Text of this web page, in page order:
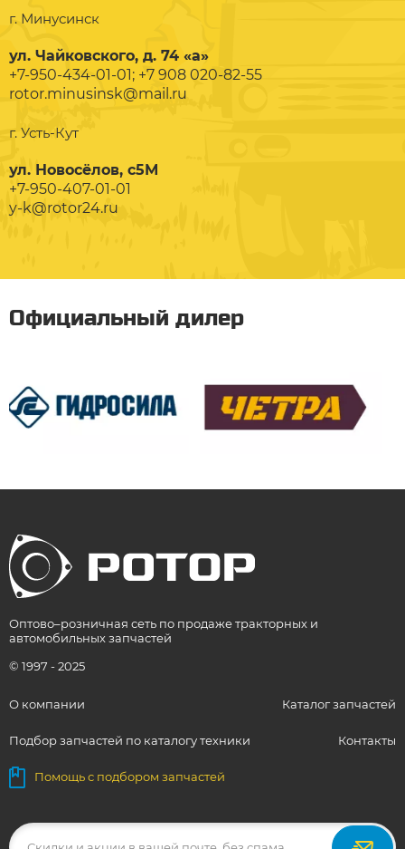
г. Минусинск
ул. Чайковского, д. 74 «а»
+7-950-434-01-01; +7 908 020-82-55
rotor.minusinsk@mail.ru
г. Усть-Кут
ул. Новосёлов, с5М
+7-950-407-01-01
y-k@rotor24.ru
Официальный дилер
Оптово–розничная сеть по продаже тракторных и
автомобильных запчастей
© 1997 - 2025
О компании Каталог запчастей
Подбор запчастей по каталогу техники Контакты
Помощь с подбором запчастей